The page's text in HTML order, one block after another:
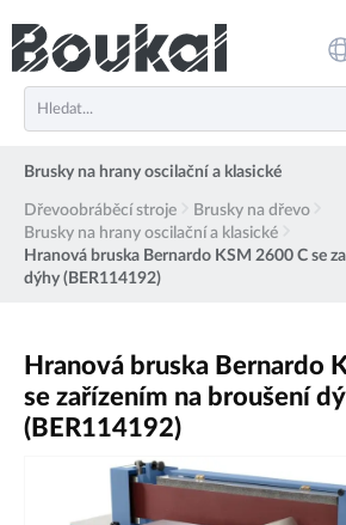
Brusky na hrany oscilační a klasické
Dřevoobráběcí stroje
Brusky na dřevo
Brusky na hrany oscilační a klasické
Hranová bruska Bernardo KSM 2600 C se
dýhy (BER114192)
Hranová bruska Bernardo
se zařízením na broušení
(BER114192)